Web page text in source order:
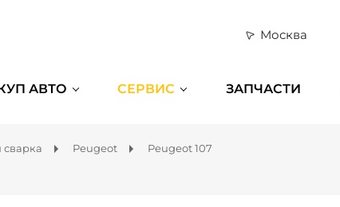
Москва
АВТО СЕРВИС ЗАПЧАСТИ
сварка Peugeot Peugeot 107